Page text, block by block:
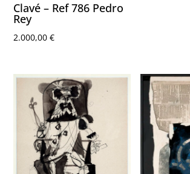
Clavé – Ref 786 Pedro
Rey
2.000,00€